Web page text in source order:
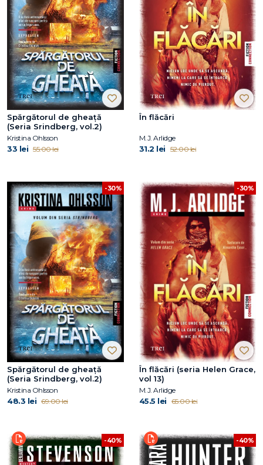
Spărgătorul de gheață
(Seria Srindberg, vol.2)
Kristina Ohlsson
33 lei 55.00 lei
În flăcări
M.J. Arlidge
31.2 lei 52.00 lei
-30%
Spărgătorul de gheață
(Seria Srindberg, vol.2)
Kristina Ohlsson
48.3 lei 69.00 lei
-30%
În flăcări (seria Helen Grace,
vol 13)
M.J. Arlidge
45.5 lei 65.00 lei
-40% -40%